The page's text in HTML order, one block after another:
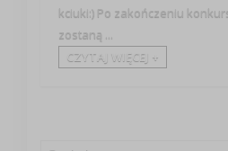
kciuki:) Po zakończeniu
zostaną ...
CZYTAJ WIĘCEJ +